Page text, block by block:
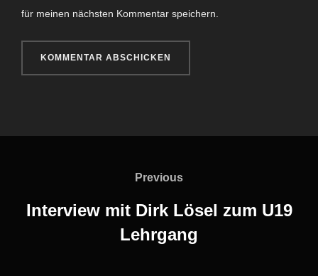
für meinen nächsten Kommentar speichern.
Previous
Previous
Interview mit Dirk Lösel zum U19
Lehrgang